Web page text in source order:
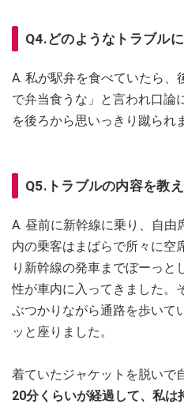
Q4.どのようなトラブル
A. 私が駅弁を食べていたら、
で弁当食うな」と言われ口論
を後ろから思いっきり蹴られ
Q5.トラブルの内容を教え
A. 昼前に新幹線に乗り、自
内の乗客はまばらで所々に空
り新幹線の発車までぼーっと
性が車内に入ってきました。
ぶつかりながら通路を歩いて
ッと座りました。
着ていたジャケットを脱いで
20分くらいが経過して、私